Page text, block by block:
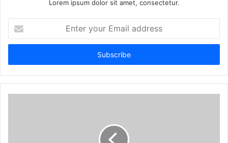
Lorem ipsum dolor sit amet, consectetur.
your
Email